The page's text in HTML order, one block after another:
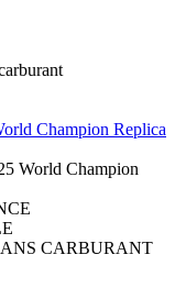
Champion Replica
World Champion
CARBURANT